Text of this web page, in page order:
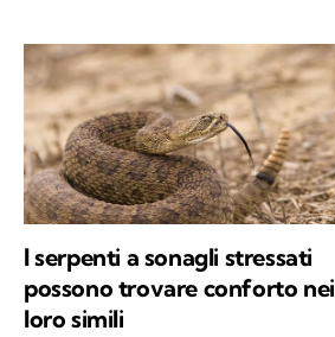
I serpenti a sonagli stressati
possono trovare conforto nei
loro simili